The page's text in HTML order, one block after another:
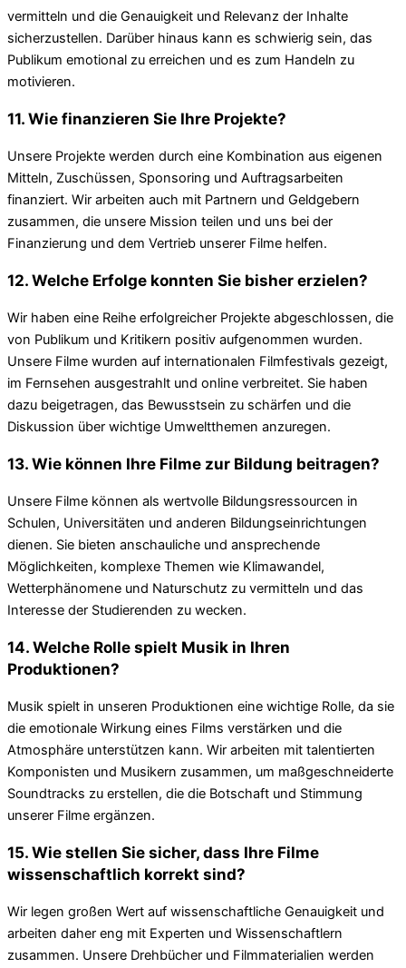
vermitteln und die Genauigkeit und Relevanz der Inhalte
sicherzustellen. Darüber hinaus kann es schwierig sein, das
Publikum emotional zu erreichen und es zum Handeln zu
motivieren.
11. Wie finanzieren Sie Ihre Projekte?
Unsere Projekte werden durch eine Kombination aus eigenen
Mitteln, Zuschüssen, Sponsoring und Auftragsarbeiten
finanziert. Wir arbeiten auch mit Partnern und Geldgebern
zusammen, die unsere Mission teilen und uns bei der
Finanzierung und dem Vertrieb unserer Filme helfen.
12. Welche Erfolge konnten Sie bisher erzielen?
Wir haben eine Reihe erfolgreicher Projekte abgeschlossen, die
von Publikum und Kritikern positiv aufgenommen wurden.
Unsere Filme wurden auf internationalen Filmfestivals gezeigt,
im Fernsehen ausgestrahlt und online verbreitet. Sie haben
dazu beigetragen, das Bewusstsein zu schärfen und die
Diskussion über wichtige Umweltthemen anzuregen.
13. Wie können Ihre Filme zur Bildung beitragen?
Unsere Filme können als wertvolle Bildungsressourcen in
Schulen, Universitäten und anderen Bildungseinrichtungen
dienen. Sie bieten anschauliche und ansprechende
Möglichkeiten, komplexe Themen wie Klimawandel,
Wetterphänomene und Naturschutz zu vermitteln und das
Interesse der Studierenden zu wecken.
14. Welche Rolle spielt Musik in Ihren
Produktionen?
Musik spielt in unseren Produktionen eine wichtige Rolle, da sie
die emotionale Wirkung eines Films verstärken und die
Atmosphäre unterstützen kann. Wir arbeiten mit talentierten
Komponisten und Musikern zusammen, um maßgeschneiderte
Soundtracks zu erstellen, die die Botschaft und Stimmung
unserer Filme ergänzen.
15. Wie stellen Sie sicher, dass Ihre Filme
wissenschaftlich korrekt sind?
Wir legen großen Wert auf wissenschaftliche Genauigkeit und
arbeiten daher eng mit Experten und Wissenschaftlern
zusammen. Unsere Drehbücher und Filmmaterialien werden